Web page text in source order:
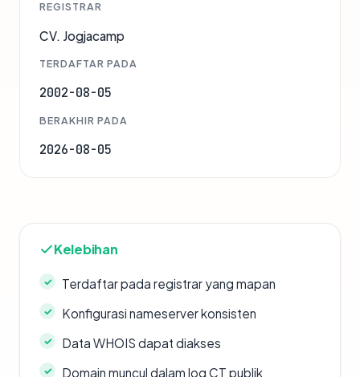
REGISTRAR
CV. Jogjacamp
TERDAFTAR PADA
2002-08-05
BERAKHIR PADA
2026-08-05
Kelebihan
Terdaftar pada registrar yang mapan
Konfigurasi nameserver konsisten
Data WHOIS dapat diakses
Domain muncul dalam log CT publik